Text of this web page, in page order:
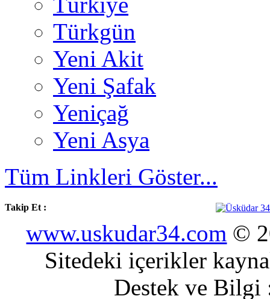
Türkgün
Yeni Akit
Yeni Şafak
Yeniçağ
Yeni Asya
Tüm Linkleri Göster...
Takip Et :
www.uskudar34.com ©
Sitedeki içerikler
Destek ve